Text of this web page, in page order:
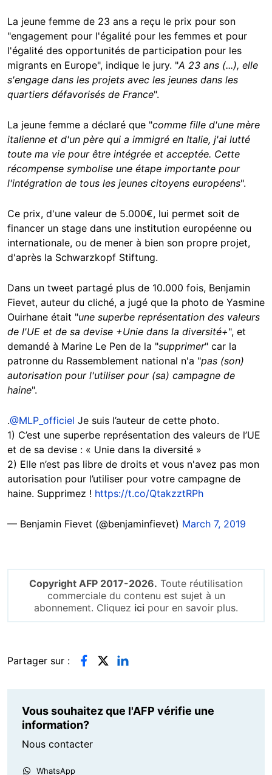
La jeune femme de 23 ans a reçu le prix pour son
"engagement pour l'égalité pour les femmes et pour
l'égalité des opportunités de participation pour les
migrants en Europe", indique le jury. "A 23 ans (...), elle
s'engage dans les projets avec les jeunes dans les
quartiers défavorisés de France".
La jeune femme a déclaré que "comme fille d'une mère
italienne et d'un père qui a immigré en Italie, j'ai lutté
toute ma vie pour être intégrée et acceptée. Cette
récompense symbolise une étape importante pour
l'intégration de tous les jeunes citoyens européens".
Ce prix, d'une valeur de 5.000€, lui permet soit de
financer un stage dans une institution européenne ou
internationale, ou de mener à bien son propre projet,
d'après la Schwarzkopf Stiftung.
Dans un tweet partagé plus de 10.000 fois, Benjamin
Fievet, auteur du cliché, a jugé que la photo de Yasmine
Ouirhane était "une superbe représentation des valeurs
de l'UE et de sa devise +Unie dans la diversité+", et
demandé à Marine Le Pen de la "supprimer" car la
patronne du Rassemblement national n'a "pas (son)
autorisation pour l'utiliser pour (sa) campagne de
haine".
.@MLP_officiel Je suis l’auteur de cette photo.
1) C’est une superbe représentation des valeurs de l’UE
et de sa devise : « Unie dans la diversité »
2) Elle n’est pas libre de droits et vous n'avez pas mon
autorisation pour l’utiliser pour votre campagne de
haine. Supprimez ! https://t.co/QtakzztRPh
— Benjamin Fievet (@benjaminfievet) March 7, 2019
Copyright AFP 2017-2026. Toute réutilisation
commerciale du contenu est sujet à un
abonnement. Cliquez ici pour en savoir plus.
Partager sur :
Vous souhaitez que l'AFP vérifie une
information?
Nous contacter
WhatsApp